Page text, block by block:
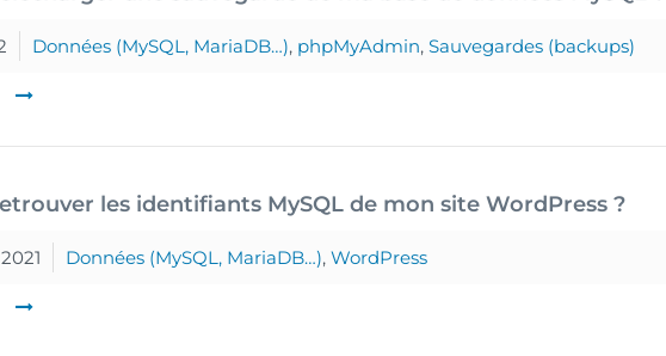
Données (MySQL, MariaDB…), phpMyAdmin, Sauvegardes (backups)
les identifiants MySQL de mon site WordPress ?
Données (MySQL, MariaDB…), WordPress